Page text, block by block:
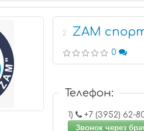
2 ZAM
0
Телефон:
1)
+7 (3952)
Звонок через